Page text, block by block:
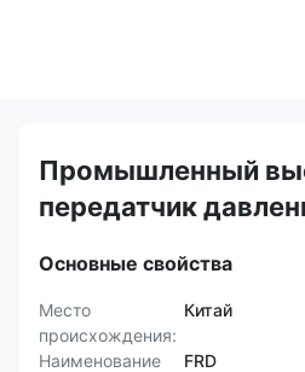
Промышленный
передатчик
Основные свойства
Место
происхождения:
Китай
Наименование
FRD